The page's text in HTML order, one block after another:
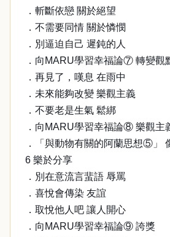
．斬斷依戀 關於絕望
．不需要同情 關於憐憫
．別逼迫自己 遲鈍的人
．向MARU學習幸福論⑦ 轉變觀
．再見了，嘆息 在雨中
．未來能夠改變 樂觀主義
．不要老是生氣 鬆綁
．向MARU學習幸福論⑧ 樂觀主
．「與動物有關的阿蘭思想⑤」
6 樂於分享
．別在意流言蜚語 辱罵
．喜悅會傳染 友誼
．取悅他人吧 讓人開心
．向MARU學習幸福論⑨ 誇獎